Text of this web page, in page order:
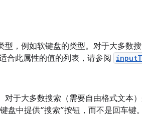
型，例如软键盘的类型。对于大多数
合此属性的值的列表，请参阅
对于大多数搜索（需要自由格式文本
键盘中提供“搜索”按钮，而不是回车键